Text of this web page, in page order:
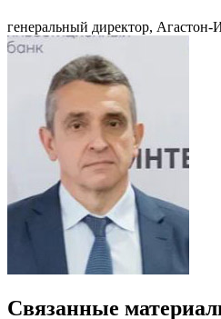
генеральный директор, Агастон-
Связанные